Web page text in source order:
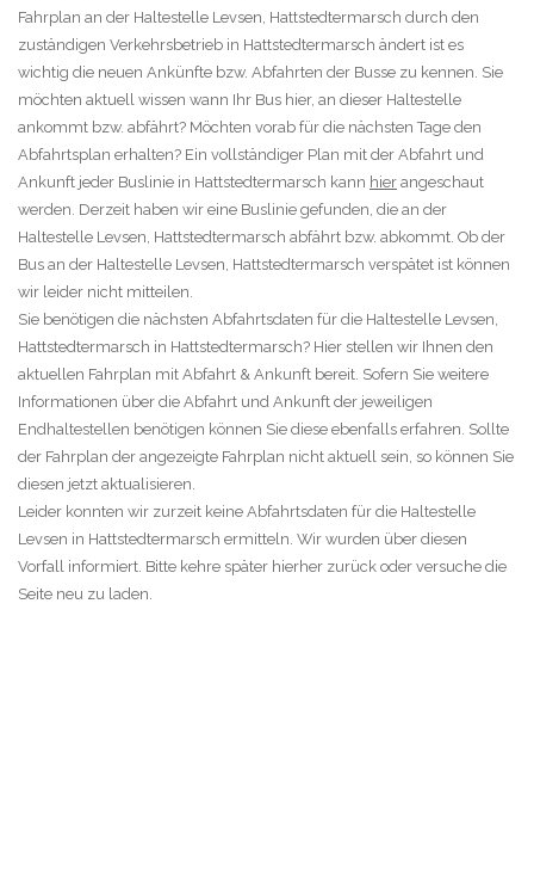
Fahrplan an der Haltestelle Levsen, Hattstedtermarsch durch den
zuständigen Verkehrsbetrieb in Hattstedtermarsch ändert ist es
wichtig die neuen Ankünfte bzw. Abfahrten der Busse zu kennen. Sie
möchten aktuell wissen wann Ihr Bus hier, an dieser Haltestelle
ankommt bzw. abfährt? Möchten vorab für die nächsten Tage den
Abfahrtsplan erhalten? Ein vollständiger Plan mit der Abfahrt und
Ankunft jeder Buslinie in Hattstedtermarsch kann hier angeschaut
werden. Derzeit haben wir eine Buslinie gefunden, die an der
Haltestelle Levsen, Hattstedtermarsch abfährt bzw. abkommt. Ob der
Bus an der Haltestelle Levsen, Hattstedtermarsch verspätet ist können
wir leider nicht mitteilen.
Sie benötigen die nächsten Abfahrtsdaten für die Haltestelle Levsen,
Hattstedtermarsch in Hattstedtermarsch? Hier stellen wir Ihnen den
aktuellen Fahrplan mit Abfahrt & Ankunft bereit. Sofern Sie weitere
Informationen über die Abfahrt und Ankunft der jeweiligen
Endhaltestellen benötigen können Sie diese ebenfalls erfahren. Sollte
der Fahrplan der angezeigte Fahrplan nicht aktuell sein, so können Sie
diesen jetzt aktualisieren.
Leider konnten wir zurzeit keine Abfahrtsdaten für die Haltestelle
Levsen in Hattstedtermarsch ermitteln. Wir wurden über diesen
Vorfall informiert. Bitte kehre später hierher zurück oder versuche die
Seite neu zu laden.